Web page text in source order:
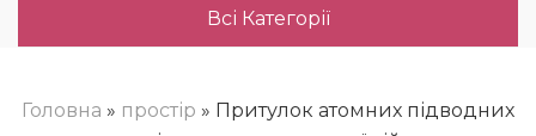
Всі Категорії
Головна » простір » Притулок атомних підводних